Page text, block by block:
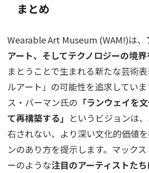
まとめ
Wearable Art Museum (WAM!)は、
アート、そしてテクノロジーの境
まとうことで生まれる新たな芸術
ルアート」の可能性を追求してい
ス・バーマン氏の 「ランウェイを
て再構築する」 というビジョンは
右されない、より深い文化的価値
ンのあり方を提示します。マック
ーのような注目のアーティストた